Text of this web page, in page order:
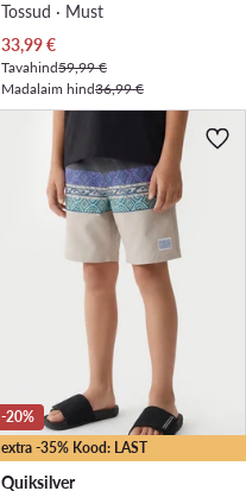
Tossud · Must
Praegune hind
33,99€
Tavahind59,99 €
Madalaim hind36,99 €
extra -35% Kood: LAST
-20%
Quiksilver